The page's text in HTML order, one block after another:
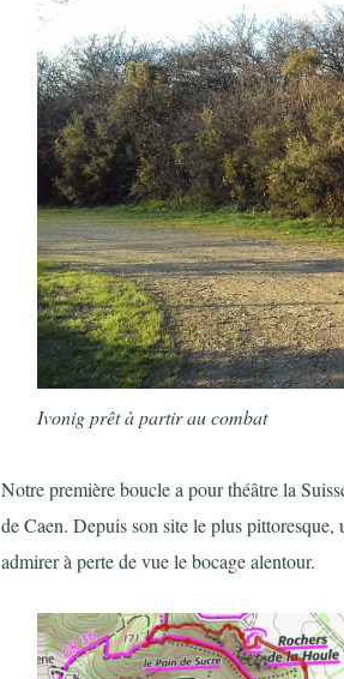
Ivonig prêt à partir au combat
Notre première boucle a pour théâtre la
de Caen. Depuis son site le plus pittoresque,
admirer à perte de vue le bocage alentour.